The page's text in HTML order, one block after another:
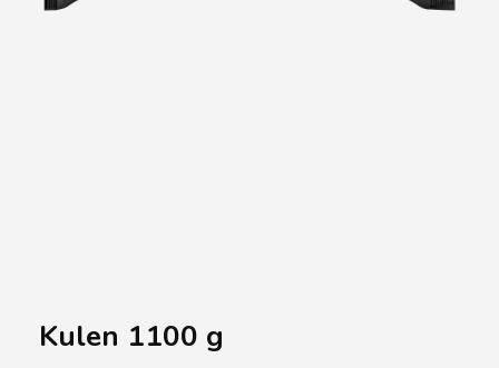
Kulen 1100 g